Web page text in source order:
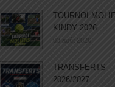
TOURNOI
KINDY 2026
03 août 2026
TRANSFERTS
2026/2027